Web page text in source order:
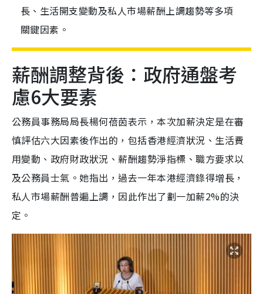
長、生活開支變動及私人市場薪酬上調趨勢等多項
關鍵因素。
薪酬調整背後：政府通盤考
慮6大要素
公務員事務局局長楊何蓓茵表示，本次加薪決定是在審
慎評估六大因素後作出的，包括香港經濟狀況、生活費
用變動、政府財政狀況、薪酬趨勢淨指標、職方要求以
及公務員士氣。她指出，過去一年本港經濟錄得增長，
私人市場薪酬普遍上調，因此作出了劃一加薪2%的決
定。